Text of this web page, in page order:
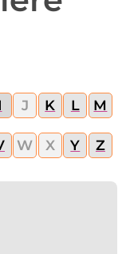
J K L M
W X Y Z